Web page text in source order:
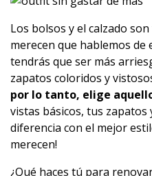
Los bolsos y el calzado
merecen que hablemos de
tendrás que ser más
zapatos coloridos y
por lo tanto, elige
vistas básicos, tus
diferencia con el mejor
merecen!
¿Qué haces tú para